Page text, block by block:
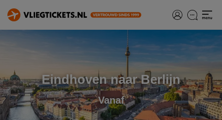
Eindhoven naar Berlijn
Vanaf